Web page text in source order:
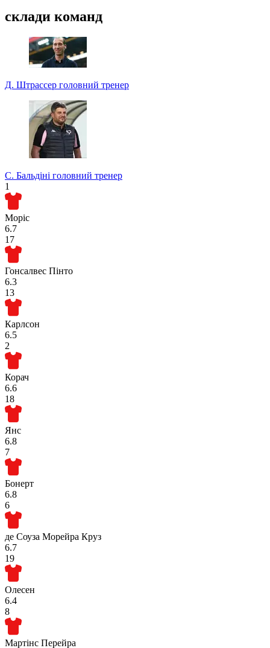
склади команд
Д. Штрассер головний тренер
С. Бальдіні головний тренер
1
Моріс
6.7
17
Гонсалвес Пінто
6.3
13
Карлсон
6.5
2
Корач
6.6
18
Янс
6.8
7
Бонерт
6.8
6
де Соуза Морейра Круз
6.7
19
Олесен
6.4
8
Мартінс Перейра